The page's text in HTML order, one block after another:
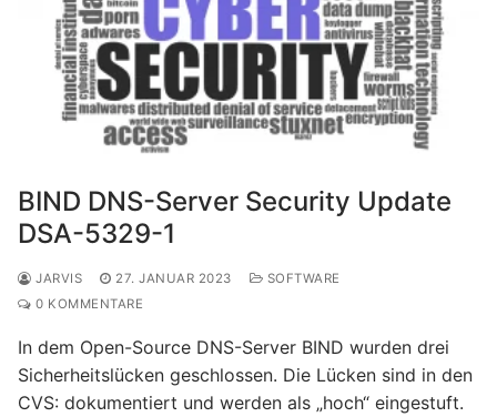
BIND DNS-Server Security Update
DSA-5329-1
JARVIS 27. JANUAR 2023
SOFTWARE
0 KOMMENTARE
In dem Open-Source DNS-Server BIND wurden drei
Sicherheitslücken geschlossen. Die Lücken sind in den
CVS: dokumentiert und werden als „hoch“ eingestuft.